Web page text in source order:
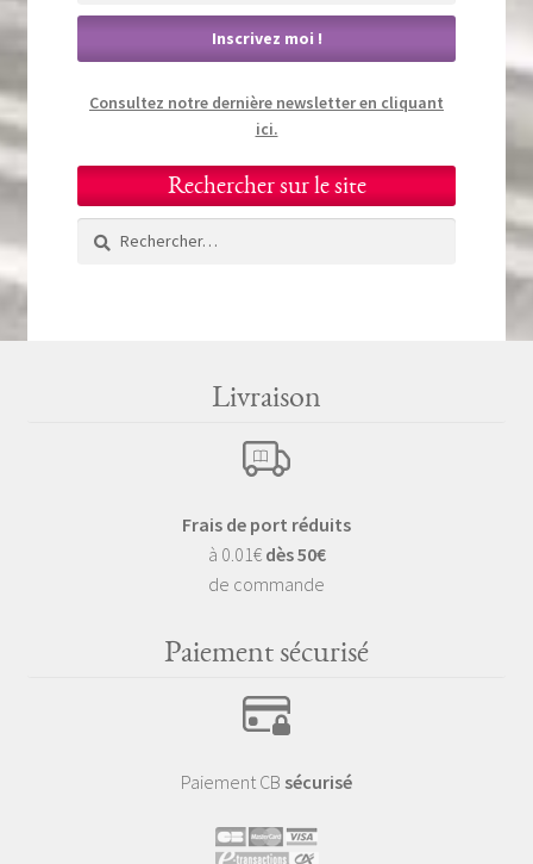
Consultez notre dernière newsletter en cliquant
ici.
Rechercher sur le site
Livraison
Frais de port réduits
à 0.01€ dès 50€
de commande
Paiement sécurisé
Paiement CB sécurisé